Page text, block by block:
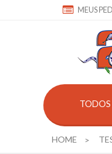
MEUS
TODOS
HOME